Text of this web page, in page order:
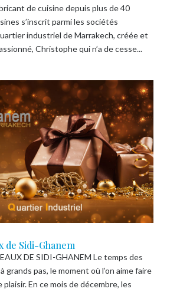
de cuisine depuis plus de 40
s’inscrit parmi les sociétés
industriel de Marrakech, créée et
Christophe qui n’a de cesse...
de Sidi-Ghanem
DE SIDI-GHANEM Le temps des
grands pas, le moment où l’on aime faire
En ce mois de décembre, les